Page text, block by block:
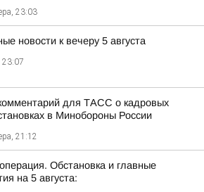
23:03
новости к вечеру 5 августа
23:07
для ТАСС о кадровых
в Минобороны России
21:12
Обстановка и главные
на 5 августа: